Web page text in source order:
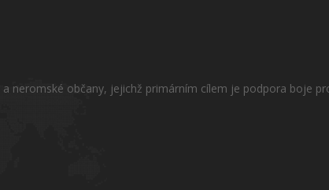
neromské občany, jejichž primárním cílem je podpora boje